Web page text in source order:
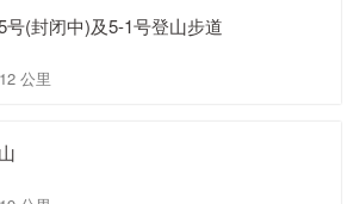
号(封闭中)及5-1号登山步道
公里